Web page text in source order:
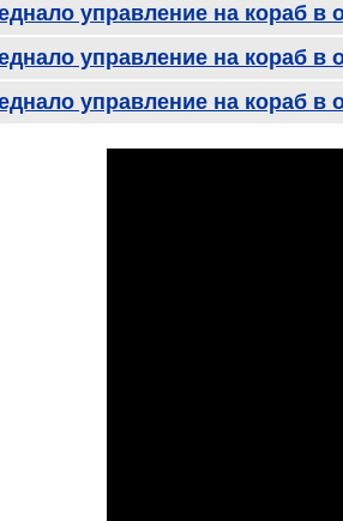
управление на кораб в
управление на кораб в
управление на кораб в